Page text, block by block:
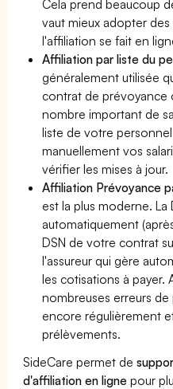
Cela prend beaucoup
vaut mieux adopter
l'affiliation se fait en
Affiliation par liste du
généralement utilisée
contrat de prévoyance
nombre important de
liste de votre
manuellement vos
vérifier les mises à jour.
Affiliation Prévoyance
est la plus moderne. La
automatiquement
DSN de votre contrat
l'assureur qui gère
les cotisations à
nombreuses erreurs
encore régulièrement
prélèvements.
SideCare permet de
d'affiliation en ligne pour